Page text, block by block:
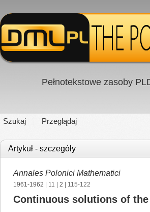
Pełnotekstowe zasoby
Szukaj Przeglądaj
Artykuł - szczegóły
Annales Polonici Mathematici
1961-1962 11 2 | 115-122
Continuous solutions of